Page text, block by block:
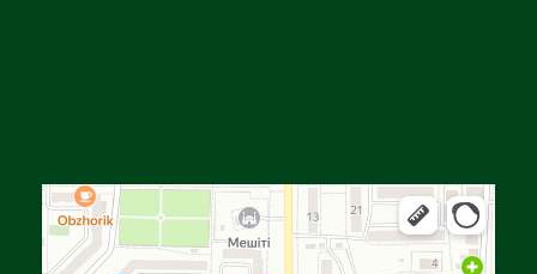
Яндекс Карталар — көлік, навигация, орындарды іздеу